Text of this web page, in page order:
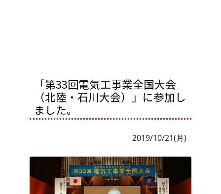
「第33回電気工事業全国大会
（北陸・石川大会）」に参加し
ました。
2019/10/21(月)